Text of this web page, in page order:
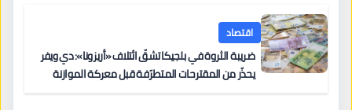
اقتصاد
ضريبة الثروة في بلجيكا تشقّ ائتلاف «أريزونا»: دي ويفر
يحذّر من المقترحات المتطرّفة قبل معركة الموازنة